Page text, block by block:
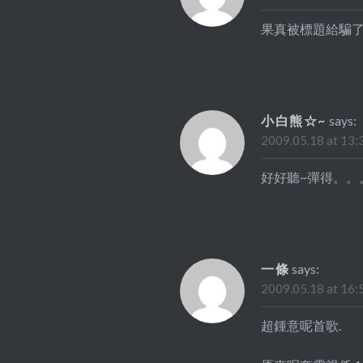
果真被標題給騙
小白熊☆~ says:
2009.05.18 at
好好聽~彈得。。
一條 says:
2009.05.18 at
超鍾意呢首歌.